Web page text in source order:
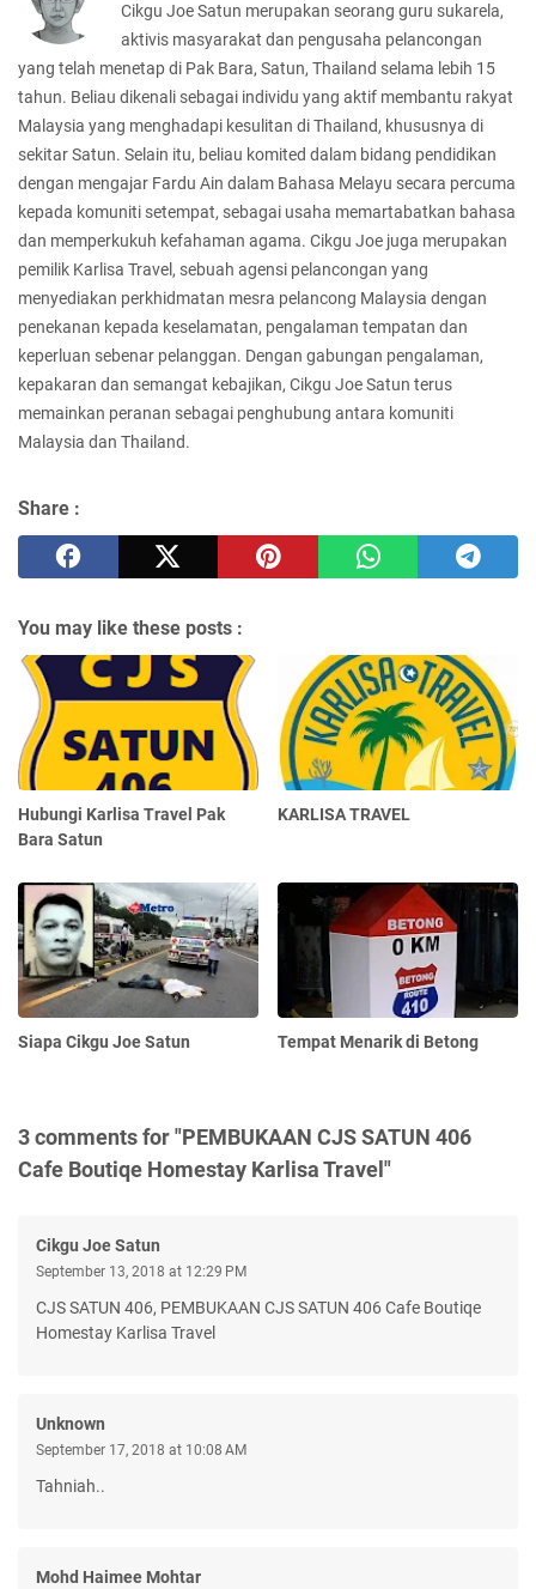
Cikgu Joe Satun merupakan seorang guru sukarela,
aktivis masyarakat dan pengusaha pelancongan
yang telah menetap di Pak Bara, Satun, Thailand selama lebih 15
tahun. Beliau dikenali sebagai individu yang aktif membantu rakyat
Malaysia yang menghadapi kesulitan di Thailand, khususnya di
sekitar Satun. Selain itu, beliau komited dalam bidang pendidikan
dengan mengajar Fardu Ain dalam Bahasa Melayu secara percuma
kepada komuniti setempat, sebagai usaha memartabatkan bahasa
dan memperkukuh kefahaman agama. Cikgu Joe juga merupakan
pemilik Karlisa Travel, sebuah agensi pelancongan yang
menyediakan perkhidmatan mesra pelancong Malaysia dengan
penekanan kepada keselamatan, pengalaman tempatan dan
keperluan sebenar pelanggan. Dengan gabungan pengalaman,
kepakaran dan semangat kebajikan, Cikgu Joe Satun terus
memainkan peranan sebagai penghubung antara komuniti
Malaysia dan Thailand.
Share :
You may like these posts :
Hubungi Karlisa Travel Pak
Bara Satun
KARLISA TRAVEL
Siapa Cikgu Joe Satun Tempat Menarik di Betong
3 comments for "PEMBUKAAN CJS SATUN 406
Cafe Boutiqe Homestay Karlisa Travel"
Cikgu Joe Satun
September 13, 2018 at 12:29 PM
CJS SATUN 406, PEMBUKAAN CJS SATUN 406 Cafe Boutiqe
Homestay Karlisa Travel
Unknown
September 17, 2018 at 10:08 AM
Tahniah..
Mohd Haimee Mohtar